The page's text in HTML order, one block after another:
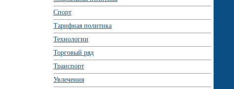
Спорт
Тарифная политика
Технологии
Торговый ряд
Транспорт
Увлечения